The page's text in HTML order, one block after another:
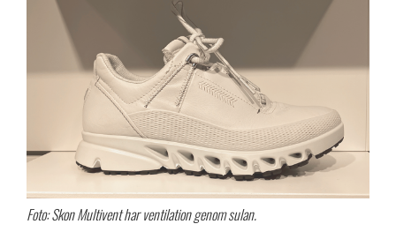
Foto: Skon Multivent har ventilation genom sulan.